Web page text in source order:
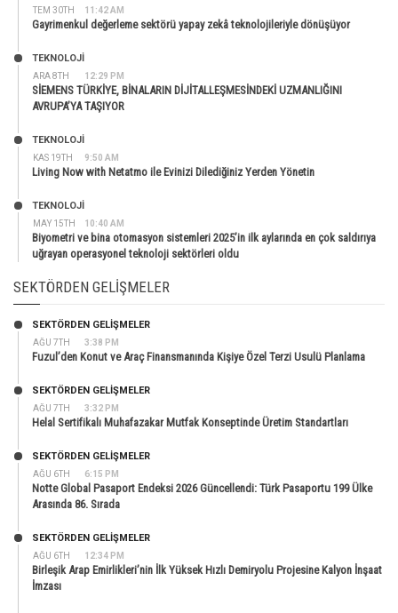
TEM 30TH 11:42 AM
Gayrimenkul değerleme sektörü yapay zekâ teknolojileriyle dönüşüyor
ARA 8TH 12:29 PM
TEKNOLOJİ
SİEMENS TÜRKİYE, BİNALARIN DİJİTALLEŞMESİNDEKİ UZMANLIĞINI
AVRUPA’YA TAŞIYOR
KAS 19TH 9:50 AM
TEKNOLOJİ
Living Now with Netatmo ile Evinizi Dilediğiniz Yerden Yönetin
MAY 15TH 10:40 AM
TEKNOLOJİ
Biyometri ve bina otomasyon sistemleri 2025’in ilk aylarında en çok saldırıya
uğrayan operasyonel teknoloji sektörleri oldu
SEKTÖRDEN GELIŞMELER
AĞU 7TH 3:38 PM
SEKTÖRDEN GELIŞMELER
Fuzul’den Konut ve Araç Finansmanında Kişiye Özel Terzi Usulü Planlama
AĞU 7TH 3:32 PM
SEKTÖRDEN GELIŞMELER
Helal Sertifikalı Muhafazakar Mutfak Konseptinde Üretim Standartları
AĞU 6TH 6:15 PM
SEKTÖRDEN GELIŞMELER
Notte Global Pasaport Endeksi 2026 Güncellendi: Türk Pasaportu 199 Ülke
Arasında 86. Sırada
AĞU 6TH 12:34 PM
SEKTÖRDEN GELIŞMELER
Birleşik Arap Emirlikleri’nin İlk Yüksek Hızlı Demiryolu Projesine Kalyon İnşaat
İmzası